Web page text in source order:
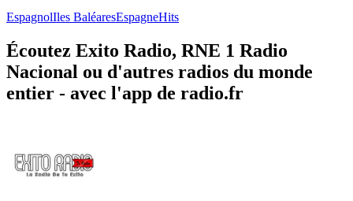
EspagnolIles BaléaresEspagneHits
Écoutez Exito Radio, RNE 1 Radio
Nacional ou d'autres radios du monde
entier - avec l'app de radio.fr